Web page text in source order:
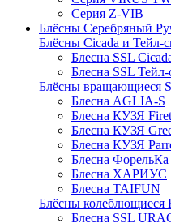
Серия Z-VIB
Блёсны Серебряный
Блёсны Cicada и Тейл-
Блесна SSL
Блесна SSL
Блёсны вращающиеся
Блесна AGLIA-S
Блесна КУЗЯ
Блесна КУЗЯ
Блесна КУЗЯ
Блесна ФорельКа
Блесна ХАРИУС
Блесна TAIFUN
Блёсны колеблющиеся
Блесна SSL